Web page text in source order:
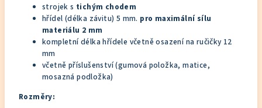
strojek s tichým chodem
hřídel (délka závitu) 5 mm. pro maximální sílu
materiálu 2 mm
kompletní délka hřídele včetně osazení na ručičky 12
mm
včetně příslušenství (gumová položka, matice,
mosazná podložka)
Rozměry: